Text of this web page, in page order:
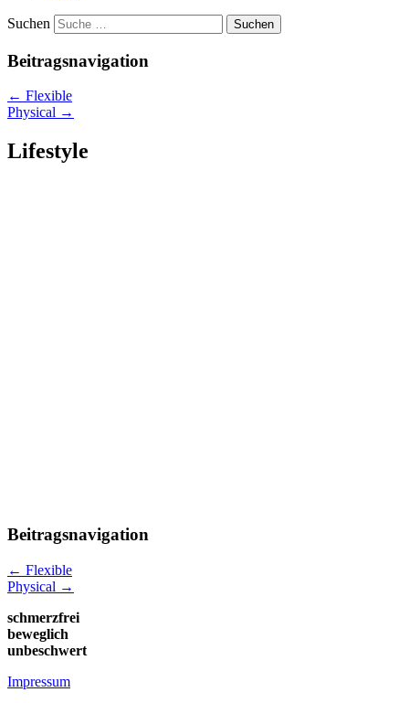
Suchen
Beitragsnavigation
← Flexible
Physical →
Lifestyle
Beitragsnavigation
← Flexible
Physical →
schmerzfrei
beweglich
unbeschwert
Impressum